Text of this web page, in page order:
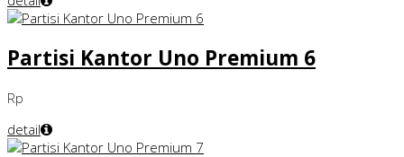
Partisi Kantor Uno Premium 6
Rp
detail